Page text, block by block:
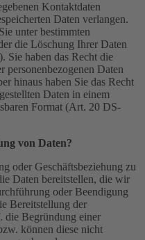
Kontaktdaten
Daten verlangen.
unter bestimmten
die Löschung Ihrer Daten
haben das Recht die
personenbezogenen Daten
hinaus haben Sie das Recht
Daten in einem
Format (Art. 20 DS-
von Daten?
oder Geschäftsbeziehung zu
Daten bereitstellen, die wir
oder Beendigung
Bereitstellung der
die Begründung einer
können diese nicht